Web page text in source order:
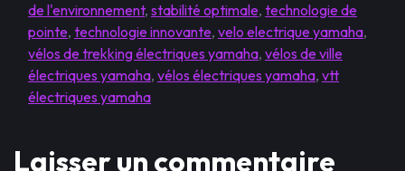
de l'environnement, stabilité optimale, technologie de
pointe, technologie innovante, velo electrique yamaha,
vélos de trekking électriques yamaha, vélos de ville
électriques yamaha, vélos électriques yamaha, vtt
électriques yamaha
Laisser un commentaire